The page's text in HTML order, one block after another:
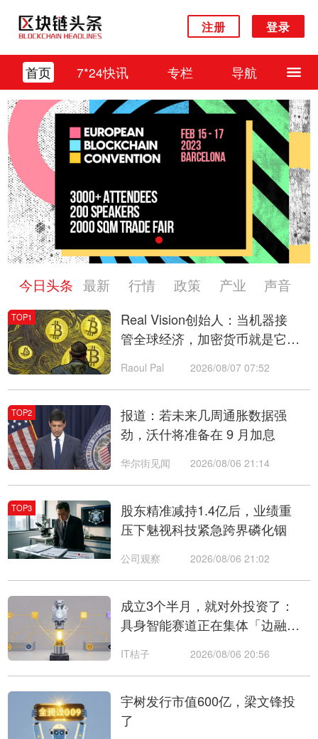
注册 登录
首页 7*24快讯 专栏 导航
今日头条 最新 行情 政策 产业 声音
TOP1
Real Vision创始人：当机器接
管全球经济，加密货币就是它们
Raoul Pal 2026/08/07 07:52
TOP2
报道：若未来几周通胀数据强
劲，沃什将准备在 9 月加息
华尔街见闻 2026/08/06 21:14
TOP3
股东精准减持1.4亿后，业绩重
压下魅视科技紧急跨界磷化铟
公司观察 2026/08/06 21:02
成立3个半月，就对外投资了：
具身智能赛道正在集体「边融边
IT桔子 2026/08/06 20:56
宇树发行市值600亿，梁文锋投
了